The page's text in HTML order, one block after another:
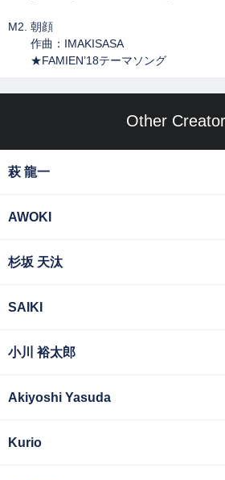
M2. 朝顔
作曲：IMAKISASA
★FAMIEN’18テーマソング
Other
萩 龍一
AWOKI
杉坂 天汰
SAIKI
小川 裕太郎
Akiyoshi Yasuda
Kurio